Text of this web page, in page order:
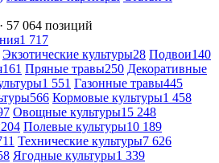
57 064 позиций
1 717
Экзотические культуры28 Подвои140
161 Пряные травы250 Декоративные
1 551 Газонные травы445
566 Кормовые культуры1 458
Овощные культуры15 248
204 Полевые культуры10 189
Технические культуры7 626
Ягодные культуры1 339